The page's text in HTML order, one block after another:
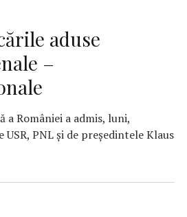
aduse
–
României a admis, luni,
PNL şi de preşedintele Klaus